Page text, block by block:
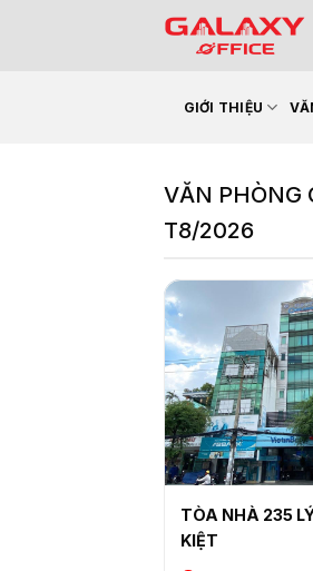
GIỚI THIỆU
VĂN PHÒNG
T8/2026
TÒA NHÀ 235
KIỆT